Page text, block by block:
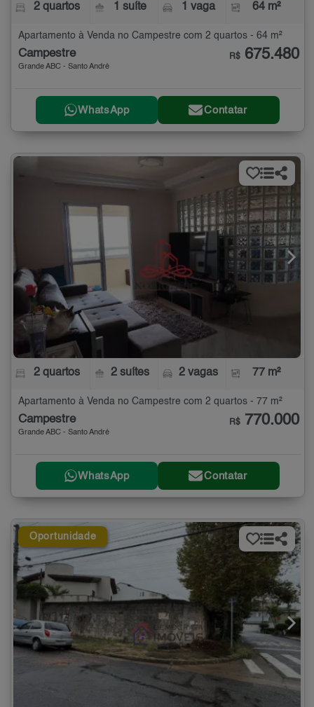
2 quartos 1 suíte 1 vaga 64 m²
Apartamento à Venda no Campestre com 2 quartos - 64 m²
Campestre
Grande ABC - Santo André
R$ 675.480
WhatsApp Contatar
2 quartos 2 suítes 2 vagas 77 m²
Apartamento à Venda no Campestre com 2 quartos - 77 m²
Campestre
Grande ABC - Santo André
R$ 770.000
WhatsApp Contatar
Oportunidade